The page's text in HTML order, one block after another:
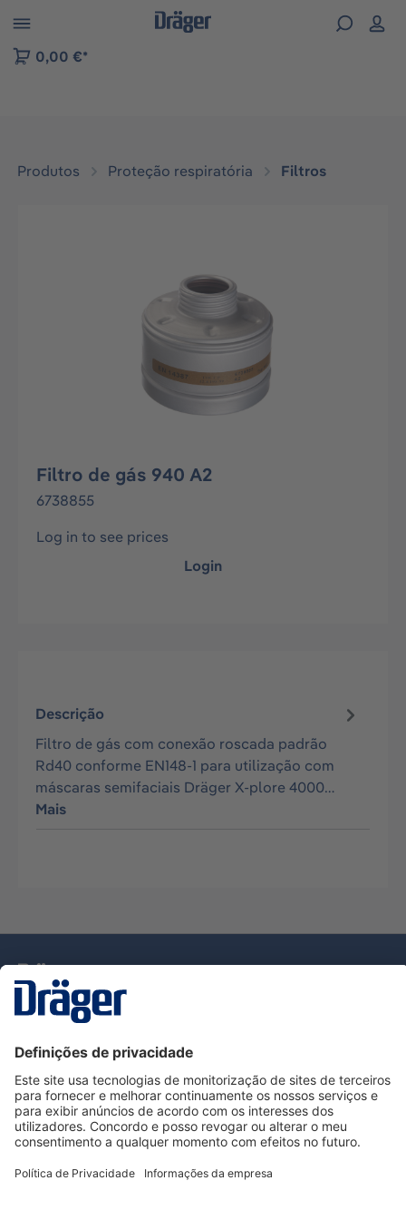
to B2B platform navigation
0,00 €*
Produtos Proteção respiratória Filtros
Filtro de gás 940 A2
6738855
Log in to see prices
Login
Descrição
Filtro de gás com conexão roscada padrão
Rd40 conforme EN148-1 para utilização com
máscaras semifaciais Dräger X-plore 4000…
Mais
Serviço de Apoio ao Cliente Dräger
Utilização da loja
Informações